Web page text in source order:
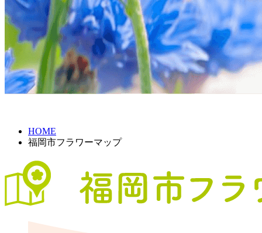
HOME
福岡市フラワーマップ